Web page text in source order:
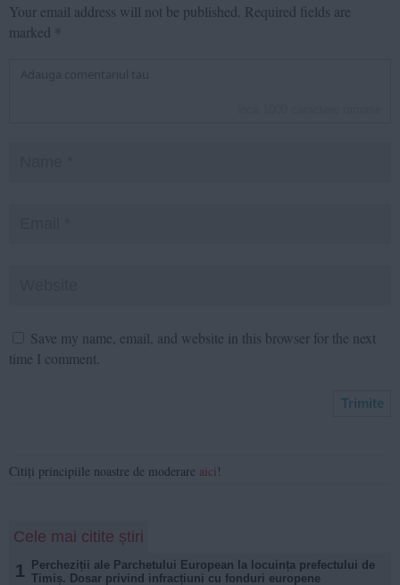
Your email address will not be published. Required fields are
marked *
Save my name, email, and website in this browser for the next
time I comment.
Citiți principiile noastre de moderare aici !
Cele mai citite știri
1
Percheziții ale Parchetului European la locuința prefectului de
Timiș. Dosar privind infracțiuni cu fonduri europene